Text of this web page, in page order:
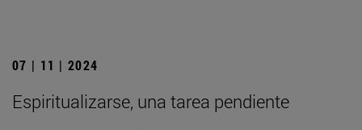
07 | 11 | 2024
Espiritualizarse, una tarea pendiente